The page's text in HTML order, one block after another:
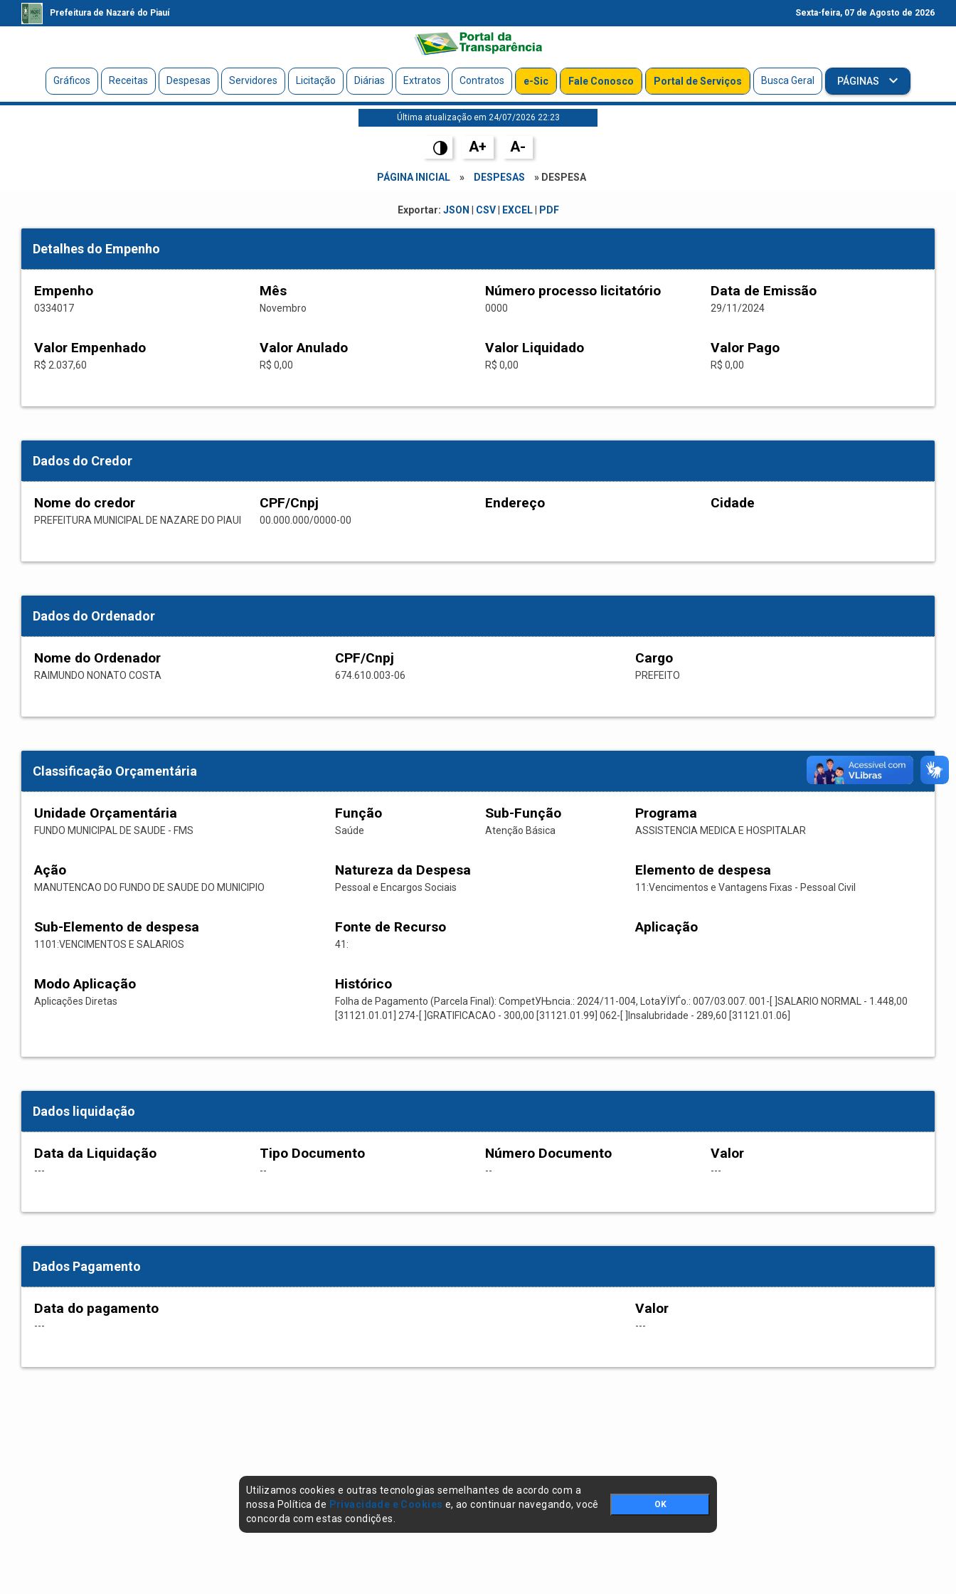
Prefeitura de Nazaré do Piauí Sexta-feira, 07 de Agosto de 2026
Gráficos Receitas Despesas Servidores Licitação Diárias Extratos Contratos e-Sic Fale Conosco Portal de Serviços Busca Geral PÁGINAS
Última atualização em 24/07/2026 22:23
A+ A-
PÁGINA INICIAL » DESPESAS » DESPESA
Exportar: JSON CSV| EXCEL| PDF
Detalhes do Empenho
Empenho
0334017
Mês
Novembro
Número processo licitatório
0000
Data de Emissão
29/11/2024
Valor Empenhado
R$ 2.037,60
Valor Anulado
R$ 0,00
Valor Liquidado
R$ 0,00
Valor Pago
R$ 0,00
Dados do Credor
Nome do credor
PREFEITURA MUNICIPAL DE NAZARE DO PIAUI
CPF/Cnpj
00.000.000/0000-00
Endereço Cidade
Dados do Ordenador
Nome do Ordenador
RAIMUNDO NONATO COSTA
CPF/Cnpj
674.610.003-06
Cargo
PREFEITO
Classificação Orçamentária
Unidade Orçamentária
FUNDO MUNICIPAL DE SAUDE - FMS
Função
Saúde
Sub-Função
Atenção Básica
Programa
ASSISTENCIA MEDICA E HOSPITALAR
Ação
MANUTENCAO DO FUNDO DE SAUDE DO MUNICIPIO
Natureza da Despesa
Pessoal e Encargos Sociais
Elemento de despesa
11:Vencimentos e Vantagens Fixas - Pessoal Civil
Sub-Elemento de despesa
1101:VENCIMENTOS E SALARIOS
Fonte de Recurso
41:
Aplicação
Modo Aplicação
Aplicações Diretas
Histórico
Folha de Pagamento (Parcela Final): CompetУЊncia.: 2024/11-004, LotaУЇУЃo.: 007/03.007. 001-[ ]SALARIO NORMAL - 1.448,00
[31121.01.01] 274-[ ]GRATIFICACAO - 300,00 [31121.01.99] 062-[ ]Insalubridade - 289,60 [31121.01.06]
Dados liquidação
Data da Liquidação
---
Tipo Documento
--
Número Documento
--
Valor
---
Dados Pagamento
Data do pagamento
---
Valor
---
Utilizamos cookies e outras tecnologias semelhantes de acordo com a
nossa Política de Privacidade e Cookies e, ao continuar navegando, você
concorda com estas condições.
OK